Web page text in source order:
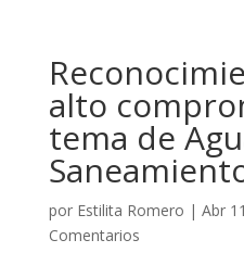
alto
tema de
por Estilita Romero | Abr
Comentarios